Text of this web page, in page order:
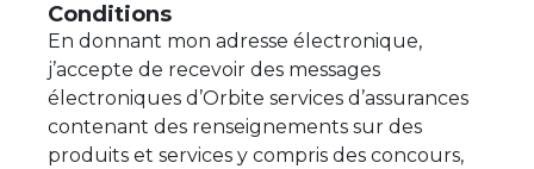
Conditions
En donnant mon adresse électronique,
j’accepte de recevoir des messages
électroniques d’Orbite services d’assurances
contenant des renseignements sur des
produits et services y compris des concours,